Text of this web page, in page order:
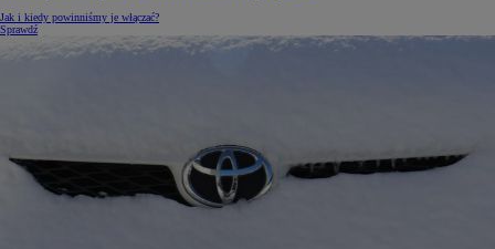
Jak i kiedy powinniśmy je włączać?
Sprawdź